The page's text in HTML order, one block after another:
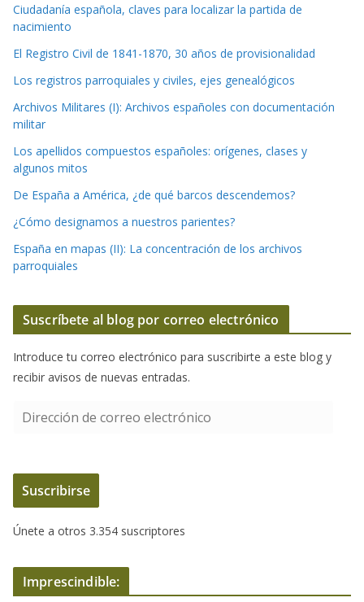
Ciudadanía española, claves para localizar la partida de
nacimiento
El Registro Civil de 1841-1870, 30 años de provisionalidad
Los registros parroquiales y civiles, ejes genealógicos
Archivos Militares (I): Archivos españoles con documentación
militar
Los apellidos compuestos españoles: orígenes, clases y
algunos mitos
De España a América, ¿de qué barcos descendemos?
¿Cómo designamos a nuestros parientes?
España en mapas (II): La concentración de los archivos
parroquiales
Suscríbete al blog por correo electrónico
Introduce tu correo electrónico para suscribirte a este blog y
recibir avisos de nuevas entradas.
e
c
i
n
d
Suscribirse
Únete a otros 3.354 suscriptores
Imprescindible: